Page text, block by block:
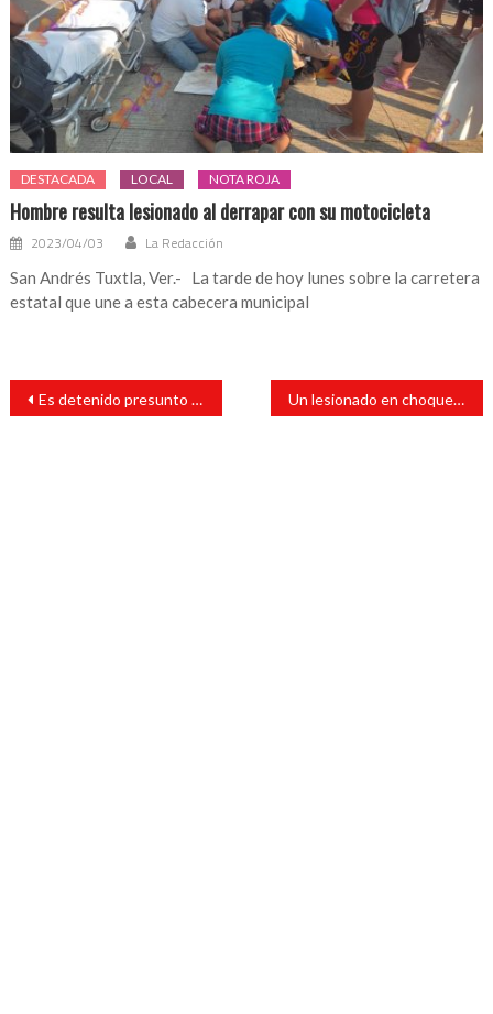
DESTACADA LOCAL NOTA ROJA
Hombre resulta lesionado al derrapar con su motocicleta
2023/04/03 La Redacción
San Andrés Tuxtla, Ver.- La tarde de hoy lunes sobre la carretera
estatal que une a esta cabecera municipal
Navegación
entradas
Es detenido presunto feminicida: FGE Un lesionado en choque de motos